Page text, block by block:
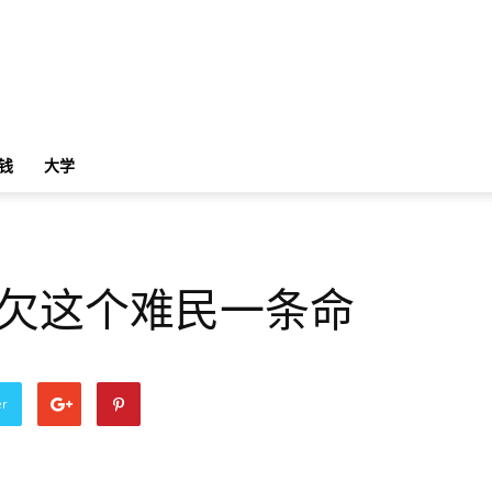
大学
这个难民一条命